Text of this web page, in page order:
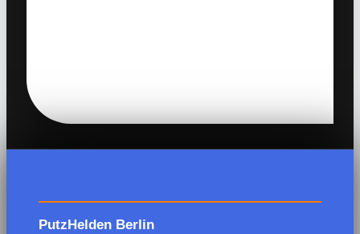
PutzHelden Berlin